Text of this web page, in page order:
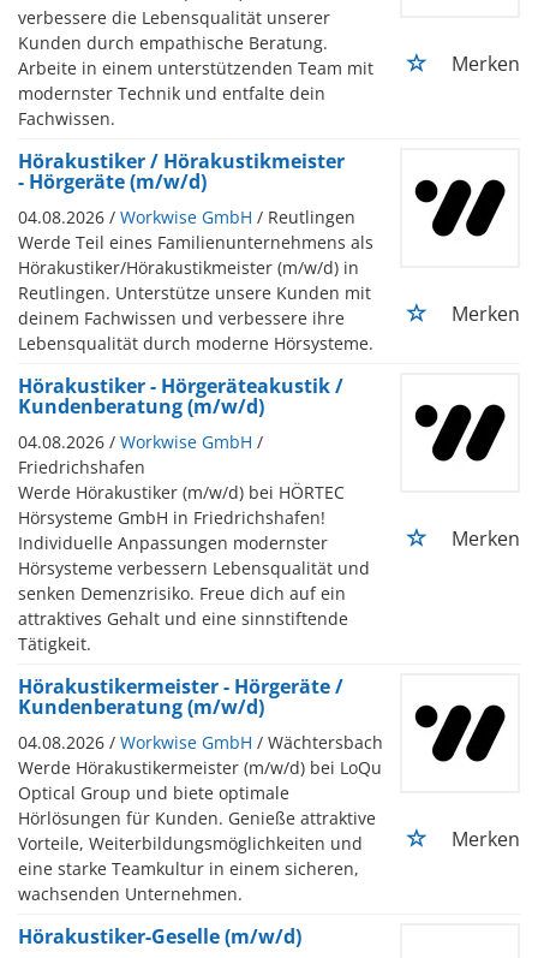
verbessere die Lebensqualität unserer
Kunden durch empathische Beratung.
Arbeite in einem unterstützenden Team mit
modernster Technik und entfalte dein
Fachwissen.
Merken
Hörakustiker / Hörakustikmeister
- Hörgeräte (m/w/d)
04.08.2026 / Workwise GmbH / Reutlingen
Werde Teil eines Familienunternehmens als
Hörakustiker/Hörakustikmeister (m/w/d) in
Reutlingen. Unterstütze unsere Kunden mit
deinem Fachwissen und verbessere ihre
Lebensqualität durch moderne Hörsysteme.
Merken
Hörakustiker - Hörgeräteakustik /
Kundenberatung (m/w/d)
04.08.2026 / Workwise GmbH /
Friedrichshafen
Werde Hörakustiker (m/w/d) bei HÖRTEC
Hörsysteme GmbH in Friedrichshafen!
Individuelle Anpassungen modernster
Hörsysteme verbessern Lebensqualität und
senken Demenzrisiko. Freue dich auf ein
attraktives Gehalt und eine sinnstiftende
Tätigkeit.
Merken
Hörakustikermeister - Hörgeräte /
Kundenberatung (m/w/d)
04.08.2026 / Workwise GmbH / Wächtersbach
Werde Hörakustikermeister (m/w/d) bei LoQu
Optical Group und biete optimale
Hörlösungen für Kunden. Genieße attraktive
Vorteile, Weiterbildungsmöglichkeiten und
eine starke Teamkultur in einem sicheren,
wachsenden Unternehmen.
Merken
Hörakustiker-Geselle (m/w/d)